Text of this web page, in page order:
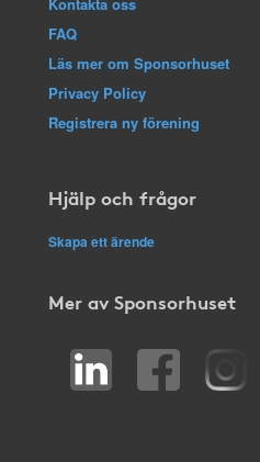
FAQ
Läs mer om Sponsorhuset
Privacy Policy
Registrera ny förening
Hjälp och frågor
Skapa ett ärende
Mer av Sponsorhuset